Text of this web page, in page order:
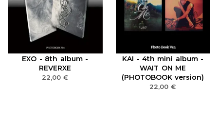
EXO - 8th album -
REVERXE
22,00 €
KAI - 4th mini album -
WAIT ON ME
(PHOTOBOOK version)
22,00€